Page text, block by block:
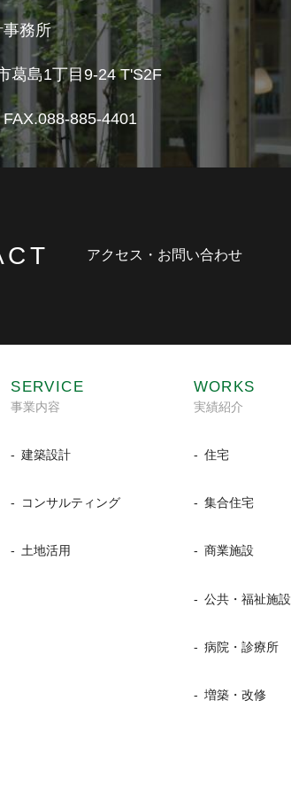
務所
葛島1丁目9-24 T'S2F
FAX.088-885-4401
アクセス・お問い合わせ
SERVICE
事業内容
建築設計
コンサルティング
土地活用
WORKS
実績紹介
住宅
集合住宅
商業施設
公共・福祉施設
病院・診療所
増築・改修